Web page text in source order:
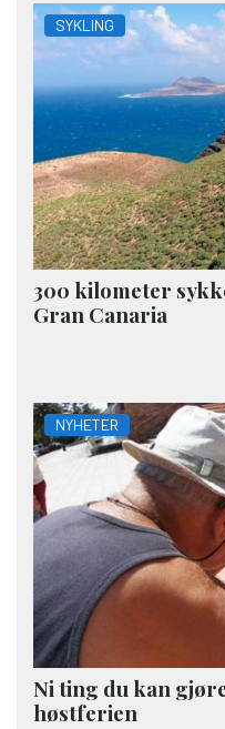
SYKLING
300 kilometer
Gran Canaria
NYHETER
Ni ting du kan
høstferien